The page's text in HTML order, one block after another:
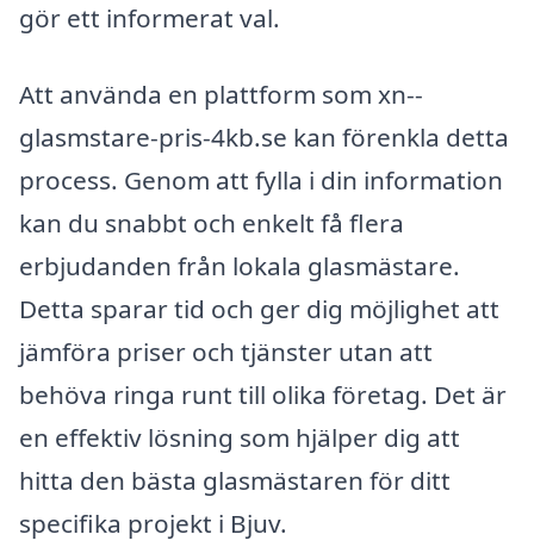
gör ett informerat val.
Att använda en plattform som xn--
glasmstare-pris-4kb.se kan förenkla detta
process. Genom att fylla i din information
kan du snabbt och enkelt få flera
erbjudanden från lokala glasmästare.
Detta sparar tid och ger dig möjlighet att
jämföra priser och tjänster utan att
behöva ringa runt till olika företag. Det är
en effektiv lösning som hjälper dig att
hitta den bästa glasmästaren för ditt
specifika projekt i Bjuv.